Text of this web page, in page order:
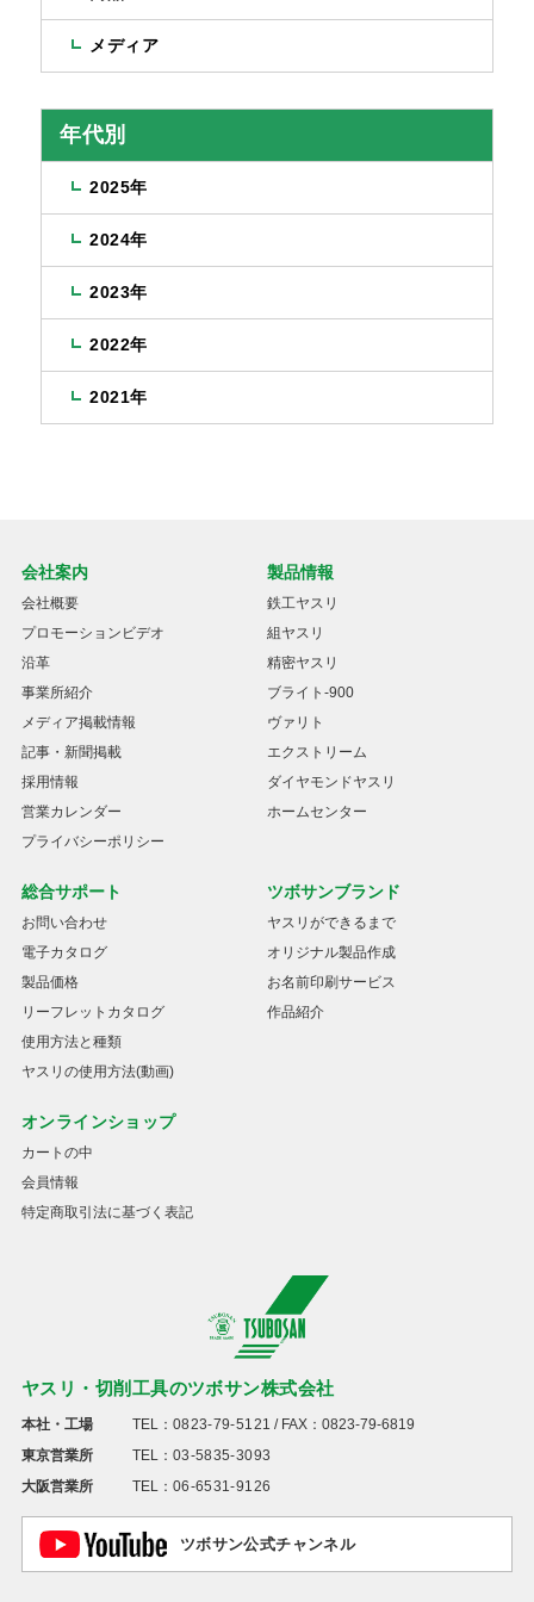
メディア
年代別
2025年
2024年
2023年
2022年
2021年
ヤスリ・切削工具のツボサン株式会社
本社・工場 TEL： 0823-79-5121 / FAX：0823-79-6819
東京営業所
TEL： 03-5835-3093
大阪営業所
TEL： 06-6531-9126
ツボサン公式チャンネル
会社案内
会社概要
プロモーションビデオ
沿革
事業所紹介
メディア掲載情報
記事・新聞掲載
採用情報
営業カレンダー
プライバシーポリシー
製品情報
鉄工ヤスリ
組ヤスリ
精密ヤスリ
ブライト-900
ヴァリト
エクストリーム
ダイヤモンドヤスリ
ホームセンター
総合サポート
お問い合わせ
電子カタログ
製品価格
リーフレットカタログ
使用方法と種類
ヤスリの使用方法(動画)
ツボサンブランド
ヤスリができるまで
オリジナル製品作成
お名前印刷サービス
作品紹介
オンラインショップ
カートの中
会員情報
特定商取引法に基づく表記